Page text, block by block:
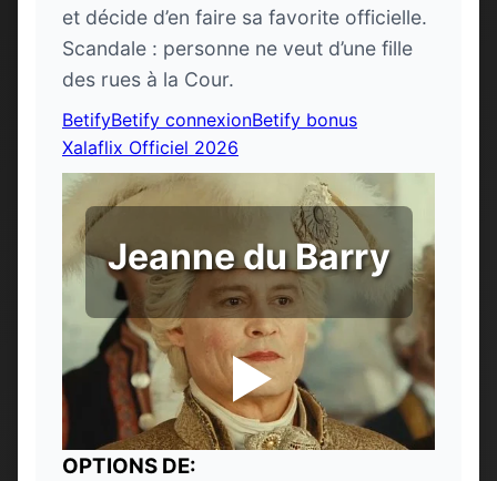
et décide d’en faire sa favorite officielle.
Scandale : personne ne veut d’une fille
des rues à la Cour.
BetifyBetify connexionBetify bonus
Xalaflix Officiel 2026
Jeanne du Barry
OPTIONS DE: